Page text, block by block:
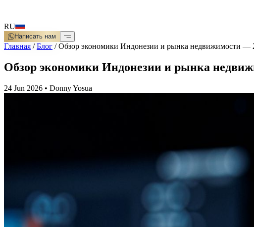
RU
Написать нам
Главная /Блог /Обзор экономики Индонезии и рынка недвижимости —
Обзор экономики Индонезии и рынка
24 Jun 2026 • Donny Yosua